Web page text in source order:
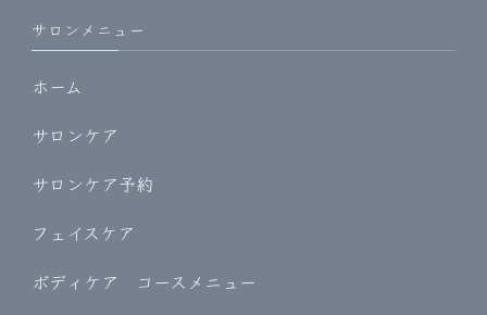
サロンメニュー
ホーム
サロンケア
サロンケア予約
フェイスケア
ボディケア コースメニュー